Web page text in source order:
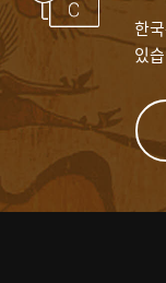
한
있